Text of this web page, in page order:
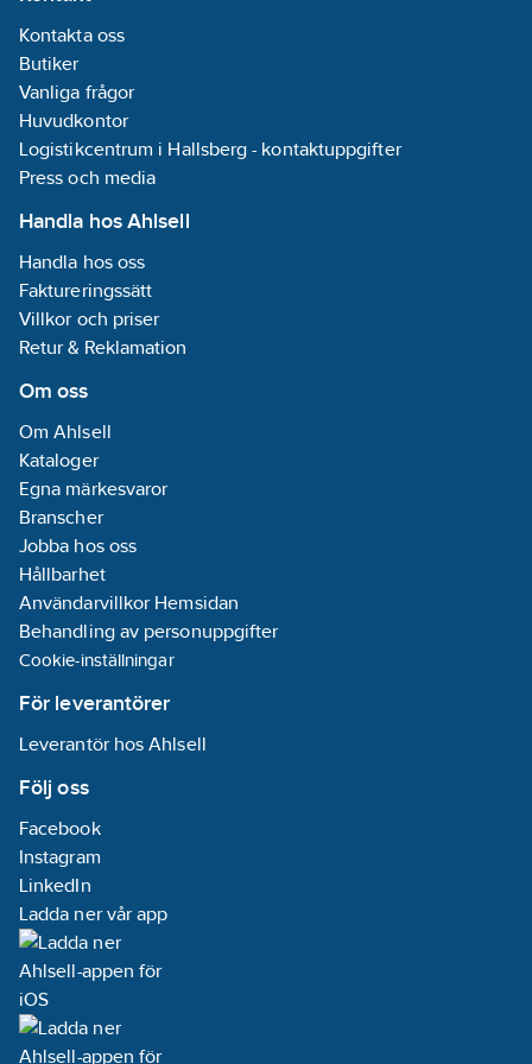
Kontakta oss
Butiker
Vanliga frågor
Huvudkontor
Logistikcentrum i Hallsberg - kontaktuppgifter
Press och media
Handla hos Ahlsell
Handla hos oss
Faktureringssätt
Villkor och priser
Retur & Reklamation
Om oss
Om Ahlsell
Kataloger
Egna märkesvaror
Branscher
Jobba hos oss
Hållbarhet
Användarvillkor Hemsidan
Behandling av personuppgifter
Cookie-inställningar
För leverantörer
Leverantör hos Ahlsell
Följ oss
Facebook
Instagram
LinkedIn
Ladda ner vår app